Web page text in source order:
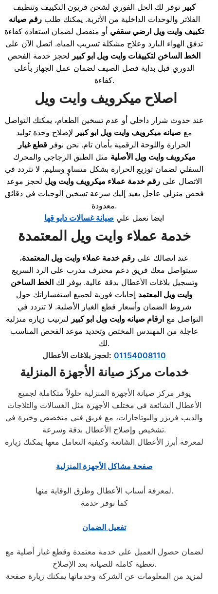
كبير توفر لك الحل الفوري لشحن فريون التكييف وتنظيف
الفلاتر والوحدات الداخلية من الأتربة. يمكنك طلبرقم صيانه
تكييف وايت ويل ارضي سقفي أو منفصل لضمان استعادة كفاءة
تدفق الهواء البارد وعلاج مشكلة تسريب المياه. اتصل الآن على
الخط الساخن لتكييفات وايت ويل ابو كبير لحجز خدمة الفحص
الدوري قبل بداية فصل الصيف لضمان عمل الجهاز بأعلى
كفاءة.
اصلاح ميكرويف وايت ويل
عند حدوث شرار داخلي أو عدم تسخين الطعام، يمكنك التواصل
مع صيانه ميكرويف وايت ويل ابو كبير لإصلاح وحدة توليد
الحرارة واللوحة الرقمية بأمان تام. نحن نوفر قطع غيار
ميكرويف وايت ويل الأصلية مثل الطبق الزجاجي والمحرك
السفلي لضمان توزيع الحرارة بشكل متساوٍ وسليم. لا تتردد في
الاتصال على رقم خدمة عملاء ميكرويف وايت ويل لحجز موعد
فحص منزلي عاجل يعيد إليك سرعة تسخين الوجبات في دقائق
معدودة.
ايضا نعمل علي صيانة غسالات دايو قها
خدمة عملاء وايت ويل المعتمدة
عند اتصالك على رقم خدمة عملاء وايت ويل المعتمدة،
سيتواصل معك فريق دعم محترف مدرب على الرد السريع
وتسجيل بلاغات الأعطال بدقة عالية. يوفر لكالخط الساخن
وايت ويل المعتمد إجابات فورية لجميع استفساراتك حول
شروط الضمان وأسعار قطع الغيار الأصلية. لا تتردد في
التواصل معارقام صيانه وايت ويل ابو كبير لترتيب زيارة منزلية
عاجلة من المهندس المختص وتحديد موعد الفحص المناسب
لك.
لحجز بلاغات الأعطال: 01154008110
خدمات مركز صيانة الأجهزة المنزلية
يوفر مركز صيانة الأجهزة المنزلية حلولاً متكاملة لجميع
الأعطال الشائعة في مختلف الأجهزة مثل الغسالات والثلاجات
والديب فريزر والبوتاجازات، مع فريق فني متخصص وخبرة في
تشخيص وإصلاح الأعطال بدقة وسرعة.
لمعرفة أبرز الأعطال الشائعة وكيفية التعامل معها يمكنك زيارة
صفحة مشاكل الأجهزة المنزلية
لمعرفة أسباب الأعطال وطرق الوقاية منها.
كما نوفر خدمة
تفعيل الضمان
لضمان حصول العميل على خدمة معتمدة وقطع غيار أصلية مع
تغطية كاملة للصيانة بعد الإصلاح.
لمزيد من المعلومات عن الشركة وخدماتها يمكنك زيارة صفحة